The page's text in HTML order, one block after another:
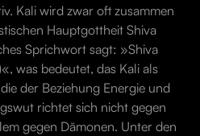
Kali wird zwar oft zusammen
Hauptgottheit Shiva
Sprichwort sagt: »Shiva
was bedeutet, das Kali als
der Beziehung Energie und
richtet sich nicht gegen
gegen Dämonen. Unter den